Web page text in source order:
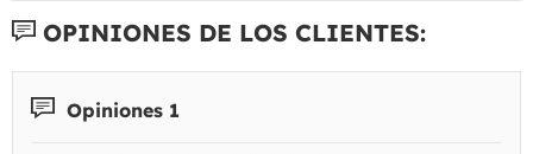
OPINIONES DE LOS CLIENTES:
Opiniones 1